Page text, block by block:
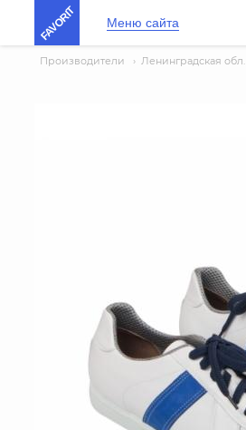
FAVORIT Меню сайта
Производители › Ленинградская обл.